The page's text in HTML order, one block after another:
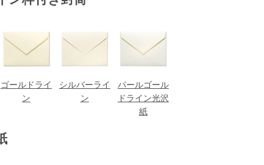
ゴールドライ
ン
シルバーライ
ン
パールゴール
ドライン光沢
紙